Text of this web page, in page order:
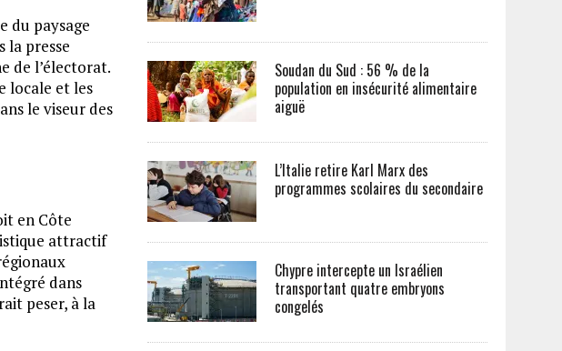
du paysage
la presse
de l’électorat.
locale et les
le viseur des
en Côte
attractif
dans
peser, à la
Soudan du Sud : 56 % de la
population en insécurité alimentaire
aiguë
L’Italie retire Karl Marx des
programmes scolaires du secondaire
Chypre intercepte un Israélien
transportant quatre embryons
congelés